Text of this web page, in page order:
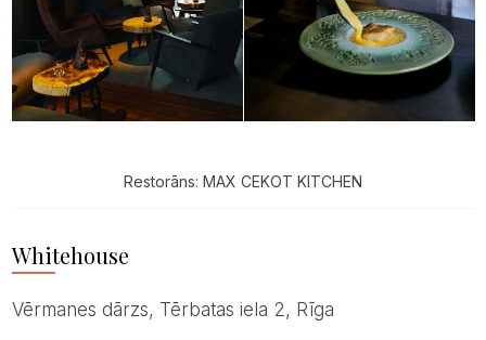
Restorāns: MAX CEKOT KITCHEN
Whitehouse
Vērmanes dārzs, Tērbatas iela 2, Rīga